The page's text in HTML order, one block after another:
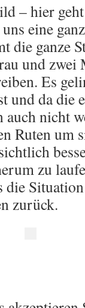
– hier
eine
die ganze
und zwei
Es
und da die
auch nicht
Ruten um
zu
die
zurück.